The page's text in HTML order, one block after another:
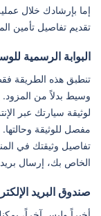
إما بإرشادك خلال
تقديم تفاصيل تأمين
البوابة الرسمية
تنطبق هذه الطريقة
وسيط بدلاً من
لوثيقة سيارتك عبر
مفصل للوثيقة
تفاصيل وثيقتك في
الخاص بك، إرسال
صندوق البريد